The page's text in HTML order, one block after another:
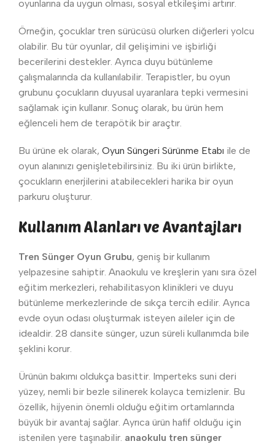
oyunlarına da uygun olması, sosyal etkileşimi artırır.
Örneğin, çocuklar tren sürücüsü olurken diğerleri yolcu
olabilir. Bu tür oyunlar, dil gelişimini ve işbirliği
becerilerini destekler. Ayrıca duyu bütünleme
çalışmalarında da kullanılabilir. Terapistler, bu oyun
grubunu çocukların duyusal uyaranlara tepki vermesini
sağlamak için kullanır. Sonuç olarak, bu ürün hem
eğlenceli hem de terapötik bir araçtır.
Bu ürüne ek olarak, Oyun Süngeri Sürünme Etabı ile de
oyun alanınızı genişletebilirsiniz. Bu iki ürün birlikte,
çocukların enerjilerini atabilecekleri harika bir oyun
parkuru oluşturur.
Kullanım Alanları ve Avantajları
Tren Sünger Oyun Grubu, geniş bir kullanım
yelpazesine sahiptir. Anaokulu ve kreşlerin yanı sıra özel
eğitim merkezleri, rehabilitasyon klinikleri ve duyu
bütünleme merkezlerinde de sıkça tercih edilir. Ayrıca
evde oyun odası oluşturmak isteyen aileler için de
idealdir. 28 dansite sünger, uzun süreli kullanımda bile
şeklini korur.
Ürünün bakımı oldukça basittir. Imperteks suni deri
yüzey, nemli bir bezle silinerek kolayca temizlenir. Bu
özellik, hijyenin önemli olduğu eğitim ortamlarında
büyük bir avantaj sağlar. Ayrıca ürün hafif olduğu için
istenilen yere taşınabilir. anaokulu tren sünger